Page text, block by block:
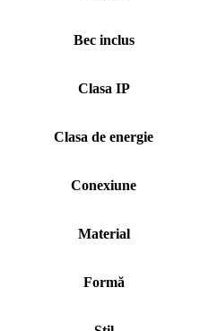
Bec inclus
Clasa IP
Clasa de energie
Conexiune
Material
Formă